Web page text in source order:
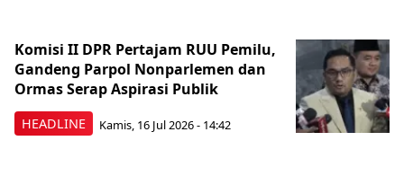
HEADLINE
Komisi II DPR Pertajam RUU Pemilu,
Gandeng Parpol Nonparlemen dan
Ormas Serap Aspirasi Publik
Kamis, 16 Jul 2026 - 14:42